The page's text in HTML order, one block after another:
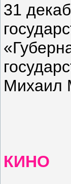
31
Михаил
КИНО